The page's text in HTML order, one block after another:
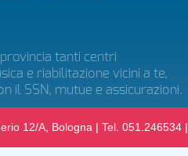
tanti centri
riabilitazione vicini a te,
mutue e assicurazioni.
12/A, Bologna | Tel. 051.246534 |